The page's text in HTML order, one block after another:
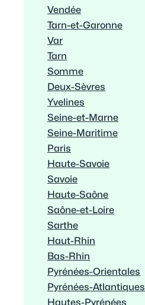
Vendée
Tarn-et-Garonne
Var
Tarn
Somme
Deux-Sèvres
Yvelines
Seine-et-Marne
Seine-Maritime
Paris
Haute-Savoie
Savoie
Haute-Saône
Saône-et-Loire
Sarthe
Haut-Rhin
Bas-Rhin
Pyrénées-Orientales
Pyrénées-Atlantiques
Hautes-Pyrénées